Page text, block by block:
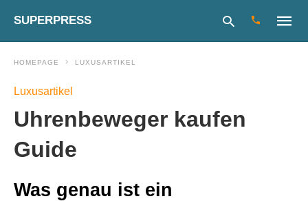
SUPERPRESS
HOMEPAGE LUXUSARTIKEL
Luxusartikel
Uhrenbeweger kaufen
Guide
Was genau ist ein